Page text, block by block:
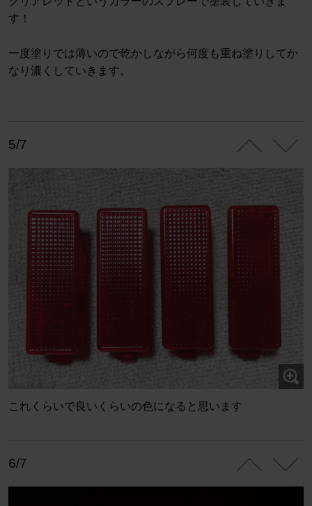
す！
一度塗りでは薄いので乾かしながら何度も重ね塗りしてか
なり濃くしていきます。
5/7
これくらいで良いくらいの色になると思います
6/7